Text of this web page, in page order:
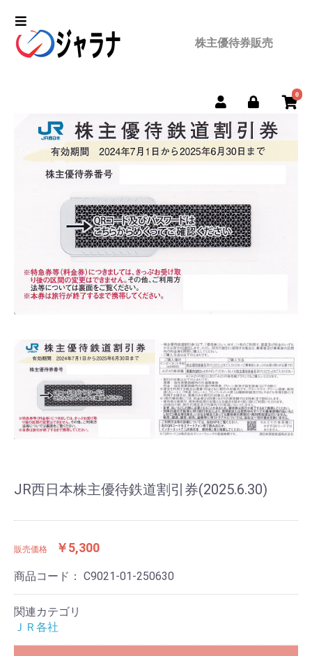
株主優待券販売
0
JR西日本株主優待鉄道割引券(2025.6.30)
販売価格 ￥5,300
商品コード： C9021-01-250630
関連カテゴリ
ＪＲ各社